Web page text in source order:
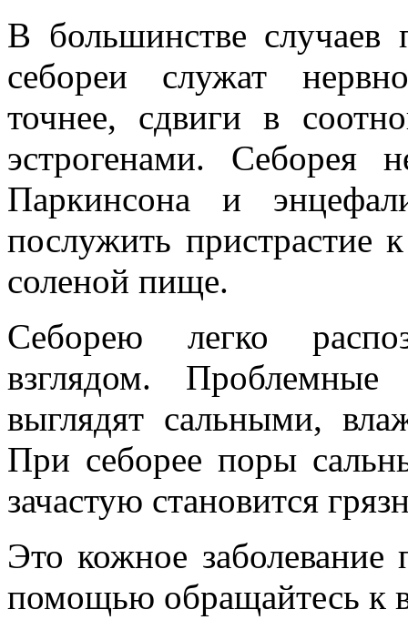
В большинстве случаев
себореи служат
точнее, сдвиги в
эстрогенами. Себорея
Паркинсона и
послужить пристрастие
соленой пище.
Себорею легко
взглядом.
выглядят сальными,
При себорее поры
зачастую становится
Это кожное заболевание
помощью обращайтесь к